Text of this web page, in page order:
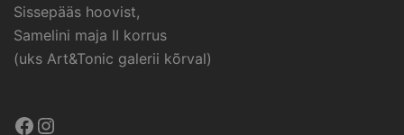
Sissepääs hoovist,
Samelini maja II korrus
(uks Art&Tonic galerii kõrval)
Facebook
Instagram